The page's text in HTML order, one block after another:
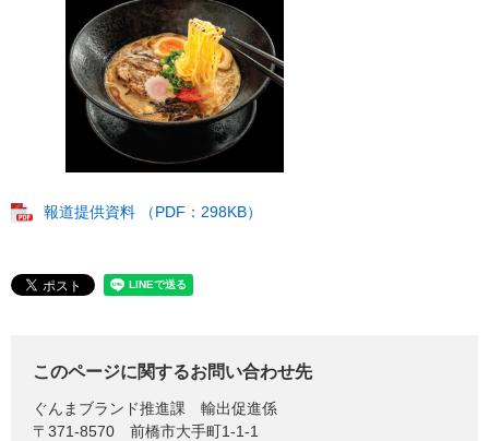
報道提供資料 （PDF：298KB）
このページに関するお問い合わせ先
ぐんまブランド推進課
輸出促進係
〒371-8570
前橋市大手町1-1-1